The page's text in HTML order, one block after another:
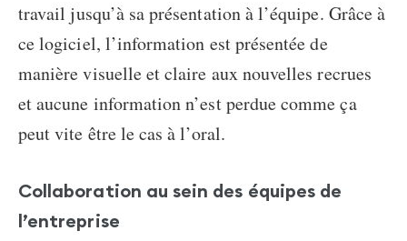
travail jusqu’à sa présentation à l’équipe. Grâce à
ce logiciel, l’information est présentée de
manière visuelle et claire aux nouvelles recrues
et aucune information n’est perdue comme ça
peut vite être le cas à l’oral.
Collaboration au sein des équipes de
l’entreprise